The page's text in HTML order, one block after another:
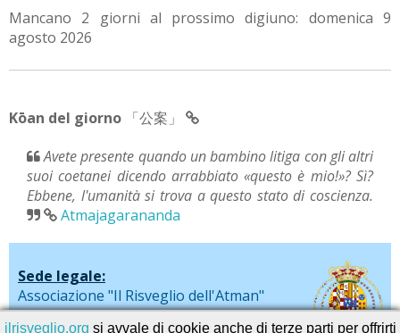
Mancano 2 giorni al prossimo digiuno: domenica 9
agosto 2026
Kōan del giorno 「公案」
Avete presente quando un bambino litiga con gli altri
suoi coetanei dicendo arrabbiato «questo è mio!»? Sì?
Ebbene, l'umanità si trova a questo stato di coscienza.
Atmajagarananda
Sede legale:
Associazione "Il Risveglio dell'Atman"
via De Liguori, 20 - Sarno (SA)
ilrisveglio.org si avvale di cookie anche di terze parti per offrirti